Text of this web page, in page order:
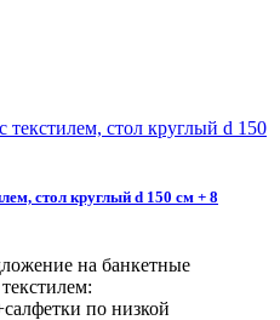
стол круглый d 150 см + 8
на банкетные
по низкой